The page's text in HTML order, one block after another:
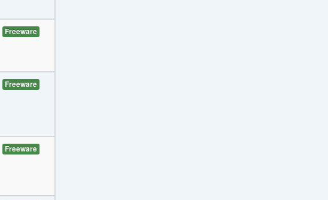
Freeware
Freeware
Freeware